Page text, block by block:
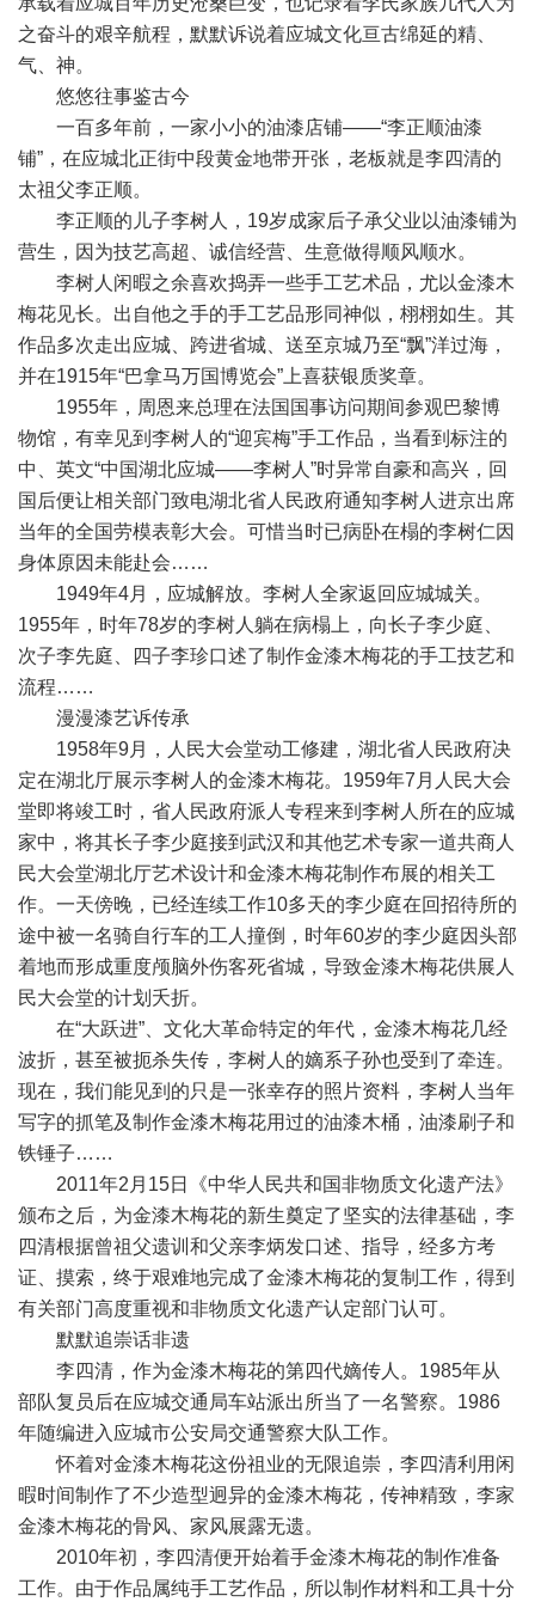
之奋斗的艰辛航程，默默诉说着应城文化亘古绵延的精、
气、神。
悠悠往事鉴古今
一百多年前，一家小小的油漆店铺——“李正顺油漆
铺”，在应城北正街中段黄金地带开张，老板就是李四清的
太祖父李正顺。
李正顺的儿子李树人，19岁成家后子承父业以油漆铺为
营生，因为技艺高超、诚信经营、生意做得顺风顺水。
李树人闲暇之余喜欢捣弄一些手工艺术品，尤以金漆木
梅花见长。出自他之手的手工艺品形同神似，栩栩如生。其
作品多次走出应城、跨进省城、送至京城乃至“飘”洋过海，
并在1915年“巴拿马万国博览会”上喜获银质奖章。
1955年，周恩来总理在法国国事访问期间参观巴黎博
物馆，有幸见到李树人的“迎宾梅”手工作品，当看到标注的
中、英文“中国湖北应城——李树人”时异常自豪和高兴，回
国后便让相关部门致电湖北省人民政府通知李树人进京出席
当年的全国劳模表彰大会。可惜当时已病卧在榻的李树仁因
身体原因未能赴会……
1949年4月，应城解放。李树人全家返回应城城关。
1955年，时年78岁的李树人躺在病榻上，向长子李少庭、
次子李先庭、四子李珍口述了制作金漆木梅花的手工技艺和
流程……
漫漫漆艺诉传承
1958年9月，人民大会堂动工修建，湖北省人民政府决
定在湖北厅展示李树人的金漆木梅花。1959年7月人民大会
堂即将竣工时，省人民政府派人专程来到李树人所在的应城
家中，将其长子李少庭接到武汉和其他艺术专家一道共商人
民大会堂湖北厅艺术设计和金漆木梅花制作布展的相关工
作。一天傍晚，已经连续工作10多天的李少庭在回招待所的
途中被一名骑自行车的工人撞倒，时年60岁的李少庭因头部
着地而形成重度颅脑外伤客死省城，导致金漆木梅花供展人
民大会堂的计划夭折。
在“大跃进”、文化大革命特定的年代，金漆木梅花几经
波折，甚至被扼杀失传，李树人的嫡系子孙也受到了牵连。
现在，我们能见到的只是一张幸存的照片资料，李树人当年
写字的抓笔及制作金漆木梅花用过的油漆木桶，油漆刷子和
铁锤子……
2011年2月15日《中华人民共和国非物质文化遗产法》
颁布之后，为金漆木梅花的新生奠定了坚实的法律基础，李
四清根据曾祖父遗训和父亲李炳发口述、指导，经多方考
证、摸索，终于艰难地完成了金漆木梅花的复制工作，得到
有关部门高度重视和非物质文化遗产认定部门认可。
默默追崇话非遗
李四清，作为金漆木梅花的第四代嫡传人。1985年从
部队复员后在应城交通局车站派出所当了一名警察。1986
年随编进入应城市公安局交通警察大队工作。
怀着对金漆木梅花这份祖业的无限追崇，李四清利用闲
暇时间制作了不少造型迥异的金漆木梅花，传神精致，李家
金漆木梅花的骨风、家风展露无遗。
2010年初，李四清便开始着手金漆木梅花的制作准备
工作。由于作品属纯手工艺作品，所以制作材料和工具十分